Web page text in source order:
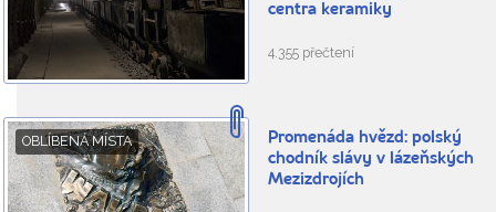
centra keramiky
4.355 přečtení
OBLÍBENÁ MÍSTA
Promenáda hvězd: polský
chodník slávy v lázeňských
Mezizdrojích